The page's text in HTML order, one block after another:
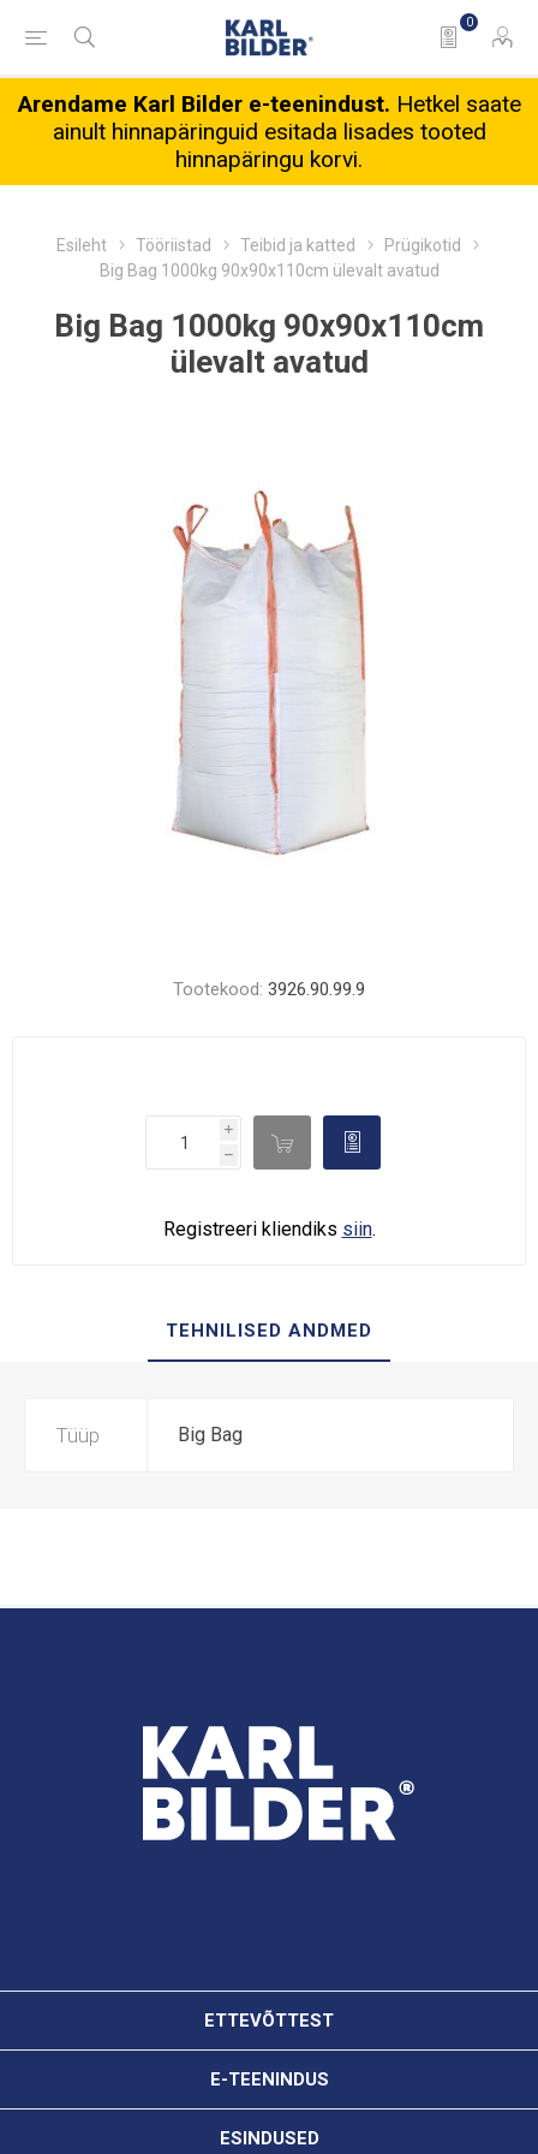
0
Arendame Karl Bilder e-teenindust. Hetkel saate
ainult hinnapäringuid esitada lisades tooted
hinnapäringu korvi.
Esileht Tööriistad Teibid ja katted
Prügikotid
Big Bag 1000kg 90x90x110cm ülevalt avatud
Big Bag 1000kg 90x90x110cm
ülevalt avatud
Tootekood: 3926.90.99.9
i
h
d 
Registreeri kliendiks siin.
TEHNILISED ANDMED
Tüüp Big Bag
ETTEVÕTTEST
E-TEENINDUS
ESINDUSED